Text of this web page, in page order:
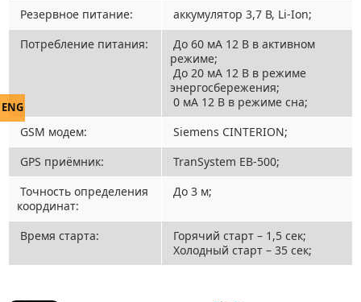
ENG
Резервное питание:
аккумулятор 3,7 В, Li-Ion;
Потребление питания:
До 60 мА 12 В в активном
режиме;
До 20 мА 12 В в режиме
энергосбережения;
0 мА 12 В в режиме сна;
GSM модем:
Siemens CINTERION;
GPS приёмник:
TranSystem EB-500;
Точность определения
координат:
До 3 м;
Время старта:
Горячий старт – 1,5 сек;
Холодный старт – 35 сек;